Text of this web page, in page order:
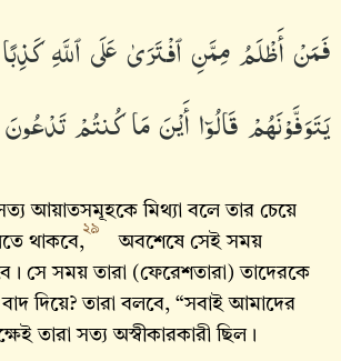
فَمَنْ أَظْلَمُ مِمَّنِ ٱفْتَرَىٰ عَلَى ٱللَّهِ
يَتَوَفَّوْنَهُمْ قَالُوٓا۟ أَيْنَ مَا كُنتُمْ
আয়াতসমূহকে মিথ্যা বলে তার চেয়ে
থাকবে,
২৯
অবশেষে সেই সময়
সে সময় তারা (ফেরেশতারা) তাদেরকে
দিয়ে? তারা বলবে, “সবাই আমাদের
তারা সত্য অস্বীকারকারী ছিল।